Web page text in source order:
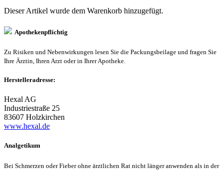
Dieser Artikel wurde dem Warenkorb hinzugefügt.
Apothekenpflichtig
Zu Risiken und Nebenwirkungen lesen Sie die Packungsbeilage und fragen Sie
Ihre Ärztin, Ihren Arzt oder in Ihrer Apotheke.
Herstelleradresse:
Hexal AG
Industriestraße 25
83607 Holzkirchen
www.hexal.de
Analgetikum
Bei Schmerzen oder Fieber ohne ärztlichen Rat nicht länger anwenden als in der